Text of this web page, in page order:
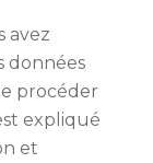
avez
données
procéder
expliqué
et